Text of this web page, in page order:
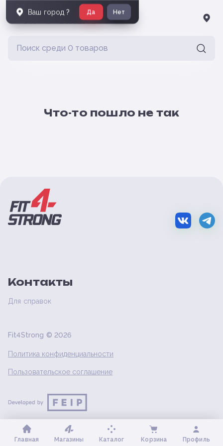
Что-то пошло не так
Контакты
Для справок
Fit4Strong © 2026
Политика конфиденциальности
Пользовательское соглашение
Главная Магазины Каталог Корзина Профиль
Ваш город ? Да Нет